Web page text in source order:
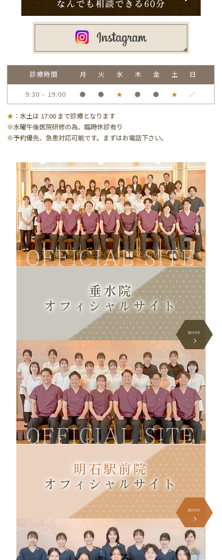
診療時間 月 火 水 木 金 土 日
9:30 - 19:00 ● ● ★ ● ● ★ ／
★ ：水土は 17:00 まで診療となります
※水曜午後医院研修の為、臨時休診有り
※予約優先、急患対応可能です。まずはお電話下さい。
OFFICIAL SITE
垂水院
オフィシャルサイト
more
OFFICIAL SITE
明石駅前院
オフィシャルサイト
more